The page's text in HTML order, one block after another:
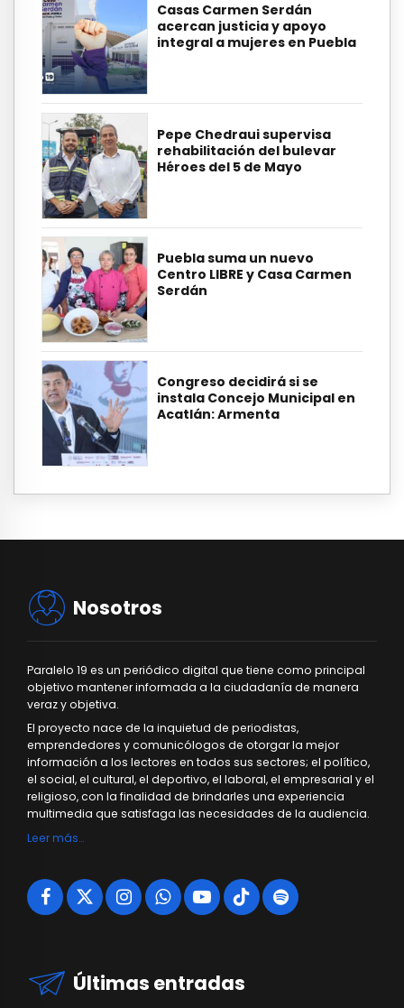
Casas Carmen Serdán
acercan justicia y apoyo
integral a mujeres en Puebla
Pepe Chedraui supervisa
rehabilitación del bulevar
Héroes del 5 de Mayo
Puebla suma un nuevo
Centro LIBRE y Casa Carmen
Serdán
Congreso decidirá si se
instala Concejo Municipal en
Acatlán: Armenta
Nosotros
Paralelo 19 es un periódico digital que tiene como principal
objetivo mantener informada a la ciudadanía de manera
veraz y objetiva.
El proyecto nace de la inquietud de periodistas,
emprendedores y comunicólogos de otorgar la mejor
información a los lectores en todos sus sectores; el político,
el social, el cultural, el deportivo, el laboral, el empresarial y el
religioso, con la finalidad de brindarles una experiencia
multimedia que satisfaga las necesidades de la audiencia.
Leer más…
Últimas entradas